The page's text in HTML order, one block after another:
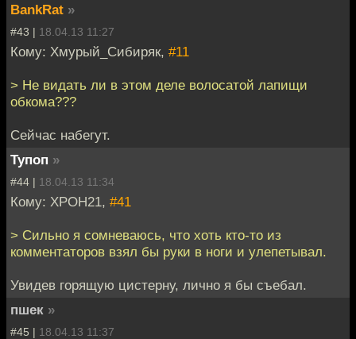
BankRat »
#43 | 18.04.13 11:27
Кому: Хмурый_Сибиряк, #11
> Не видать ли в этом деле волосатой лапищи
обкома???
Сейчас набегут.
Тупоп »
#44 | 18.04.13 11:34
Кому: XPOH21, #41
> Сильно я сомневаюсь, что хоть кто-то из
комментаторов взял бы руки в ноги и улепетывал.
Увидев горящую цистерну, лично я бы съебал.
пшек »
#45 | 18.04.13 11:37